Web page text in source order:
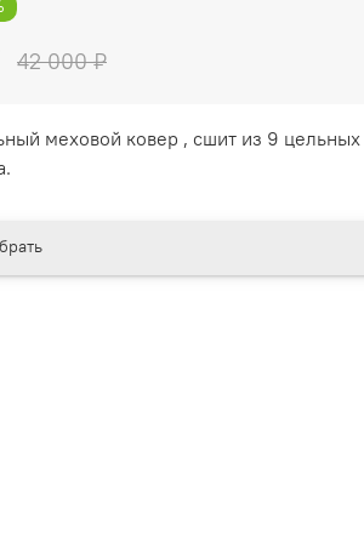
42 000 ₽
меховой ковер , сшит из 9